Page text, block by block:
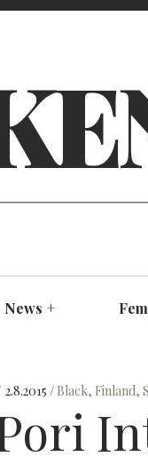
News +
2.8.2015 Black, Finland,